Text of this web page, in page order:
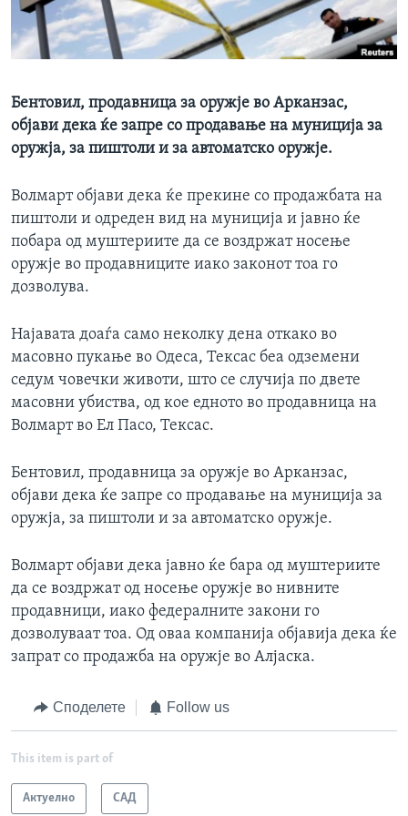
ИНТЕРВЈУА
Јазици
Бентовил, продавница за оружје во Арканзас,
објави дека ќе запре со продавање на муниција за
оружја, за пиштоли и за автоматско оружје.
Волмарт објави дека ќе прекине со продажбата на
пиштоли и одреден вид на муниција и јавно ќе
побара од муштериите да се воздржат носење
оружје во продавниците иако законот тоа го
дозволува.
Најавата доаѓа само неколку дена откако во
масовно пукање во Одеса, Тексас беа одземени
седум човечки животи, што се случија по двете
масовни убиства, од кое едното во продавница на
Волмарт во Ел Пасо, Тексас.
Бентовил, продавница за оружје во Арканзас,
објави дека ќе запре со продавање на муниција за
оружја, за пиштоли и за автоматско оружје.
Волмарт објави дека јавно ќе бара од муштериите
да се воздржат од носење оружје во нивните
продавници, иако федералните закони го
дозволуваат тоа. Од оваа компанија објавија дека ќе
запрат со продажба на оружје во Алјаска.
Споделете Follow us
This item is part of
Актуелно САД